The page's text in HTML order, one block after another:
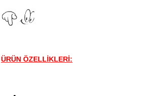
ÜRÜN ÖZELLİKLERİ: